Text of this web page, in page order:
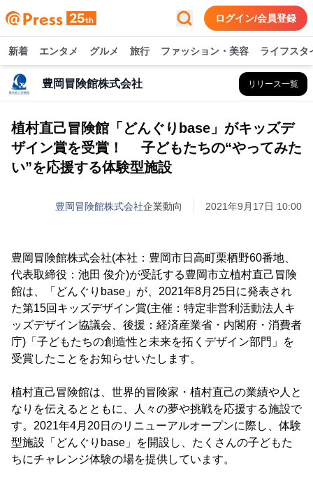
ログイン/会員登録
新着 エンタメ グルメ 旅行 ファッション・美容 ライフスタ
豊岡冒険館株式会社 リリース一覧
植村直己冒険館「どんぐりbase」がキッズデ
ザイン賞を受賞！ 子どもたちの“やってみた
い”を応援する体験型施設
豊岡冒険館株式会社企業動向 2021年9月17日 10:00
豊岡冒険館株式会社(本社：豊岡市日高町栗栖野60番地、
代表取締役：池田 俊介)が受託する豊岡市立植村直己冒険
館は、「どんぐりbase」が、2021年8月25日に発表され
た第15回キッズデザイン賞(主催：特定非営利活動法人キ
ッズデザイン協議会、後援：経済産業省・内閣府・消費者
庁)「子どもたちの創造性と未来を拓くデザイン部門」を
受賞したことをお知らせいたします。
植村直己冒険館は、世界的冒険家・植村直己の業績や人と
なりを伝えるとともに、人々の夢や挑戦を応援する施設で
す。2021年4月20日のリニューアルオープンに際し、体験
型施設「どんぐりbase」を開設し、たくさんの子どもた
ちにチャレンジ体験の場を提供しています。